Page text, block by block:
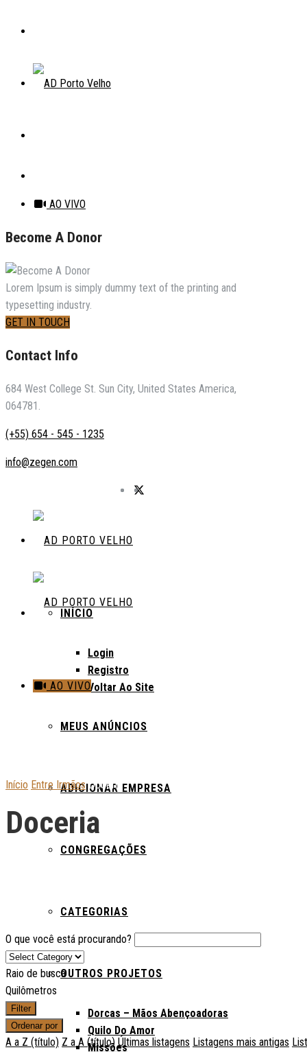
AO VIVO
Become A Donor
Lorem Ipsum is simply dummy text of the printing and
typesetting industry.
GET IN TOUCH
Contact Info
684 West College St. Sun City, United States America,
064781.
(+55) 654 - 545 - 1235
info@zegen.com
INÍCIO
Login
Registro
Voltar Ao Site
MEUS ANÚNCIOS
ADICIONAR EMPRESA
CONGREGAÇÕES
CATEGORIAS
OUTROS PROJETOS
Dorcas – Mãos Abençoadoras
Quilo Do Amor
Missões
AO VIVO
Início Entre Irmãos Doceria
Doceria
O que você está procurando?
Raio de busca
Quilômetros
Filter
Ordenar por
A a Z (título) Z a A (título) Últimas listagens Listagens mais antigas